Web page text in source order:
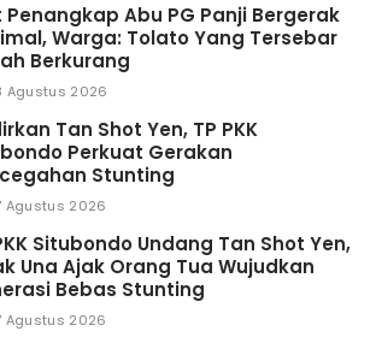
Penangkap Abu PG Panji Bergerak
Warga: Tolato Yang Tersebar
Berkurang
Agustus 2026
Tan Shot Yen, TP PKK
Perkuat Gerakan
Stunting
Agustus 2026
Situbondo Undang Tan Shot Yen,
Una Ajak Orang Tua Wujudkan
Bebas Stunting
Agustus 2026